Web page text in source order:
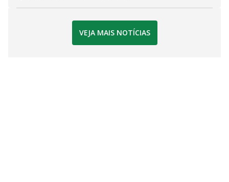
VEJA MAIS NOTÍCIAS